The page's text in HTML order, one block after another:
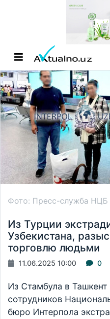
Фото: Пресс-служба НЦБ
Из Турции
Узбекистана,
торговлю людьми
11.06.2025 10:00 0
Из Стамбула в
сотрудников
бюро Интерпола